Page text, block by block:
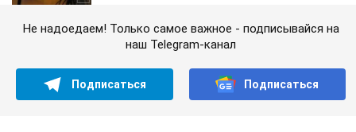
Не надоедаем! Только самое важное - подписывайся на
наш Telegram-канал
Подписаться Подписаться